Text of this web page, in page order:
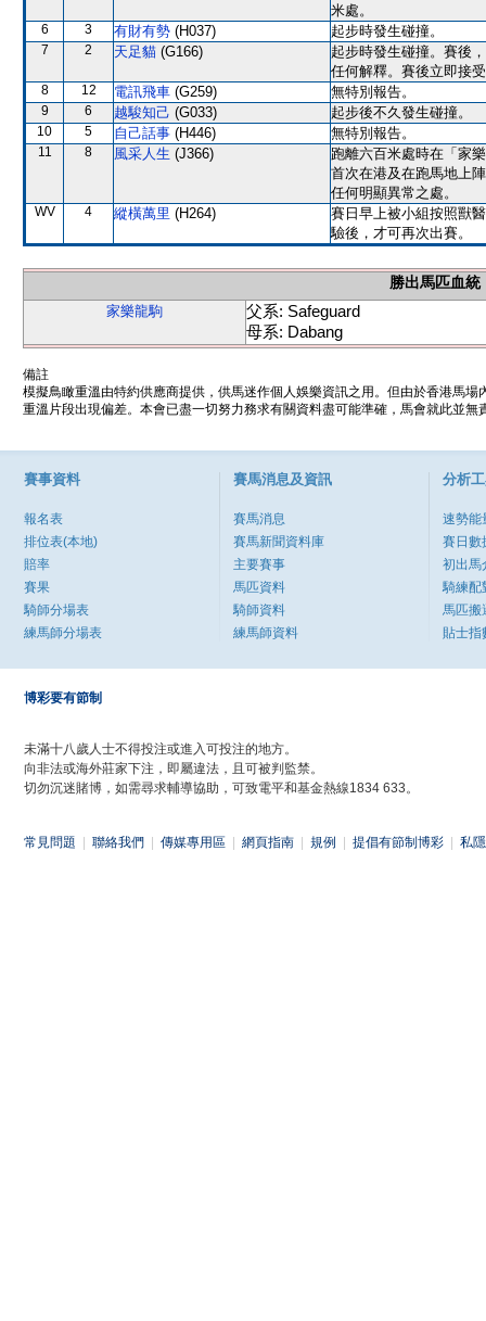
米處。
6 3 有財有勢 (H037) 起步時發生碰撞。
7 2 天足貓 (G166)
起步時發生碰撞。賽後
任何解釋。賽後立即接
8 12 電訊飛車 (G259) 無特別報告。
9 6 越駿知己 (G033) 起步後不久發生碰撞。
10 5 自己話事 (H446) 無特別報告。
11 8 風采人生 (J366)
跑離六百米處時在「家
首次在港及在跑馬地上
任何明顯異常之處。
WV 4 縱橫萬里 (H264)
賽日早上被小組按照獸
驗後，才可再次出賽。
勝出馬匹血統
家樂龍駒
父系: Safeguard
母系: Dabang
備註
模擬鳥瞰重溫由特約供應商提供，供馬迷作個人娛樂資訊之用。但由於香港馬
重溫片段出現偏差。本會已盡一切努力務求有關資料盡可能準確，馬會就此並
賽事資料
報名表
排位表(本地)
賠率
賽果
騎師分場表
練馬師分場表
賽馬消息及資訊
賽馬消息
賽馬新聞資料庫
主要賽事
馬匹資料
騎師資料
練馬師資料
分析
速勢能
賽日數
初出馬
騎練配
馬匹搬
貼士指
博彩要有節制
未滿十八歲人士不得投注或進入可投注的地方。
向非法或海外莊家下注，即屬違法，且可被判監禁。
切勿沉迷賭博，如需尋求輔導協助，可致電平和基金熱線1834 633。
常見問題 聯絡我們 傳媒專用區 網頁指南 規例 提倡有節制博彩 私